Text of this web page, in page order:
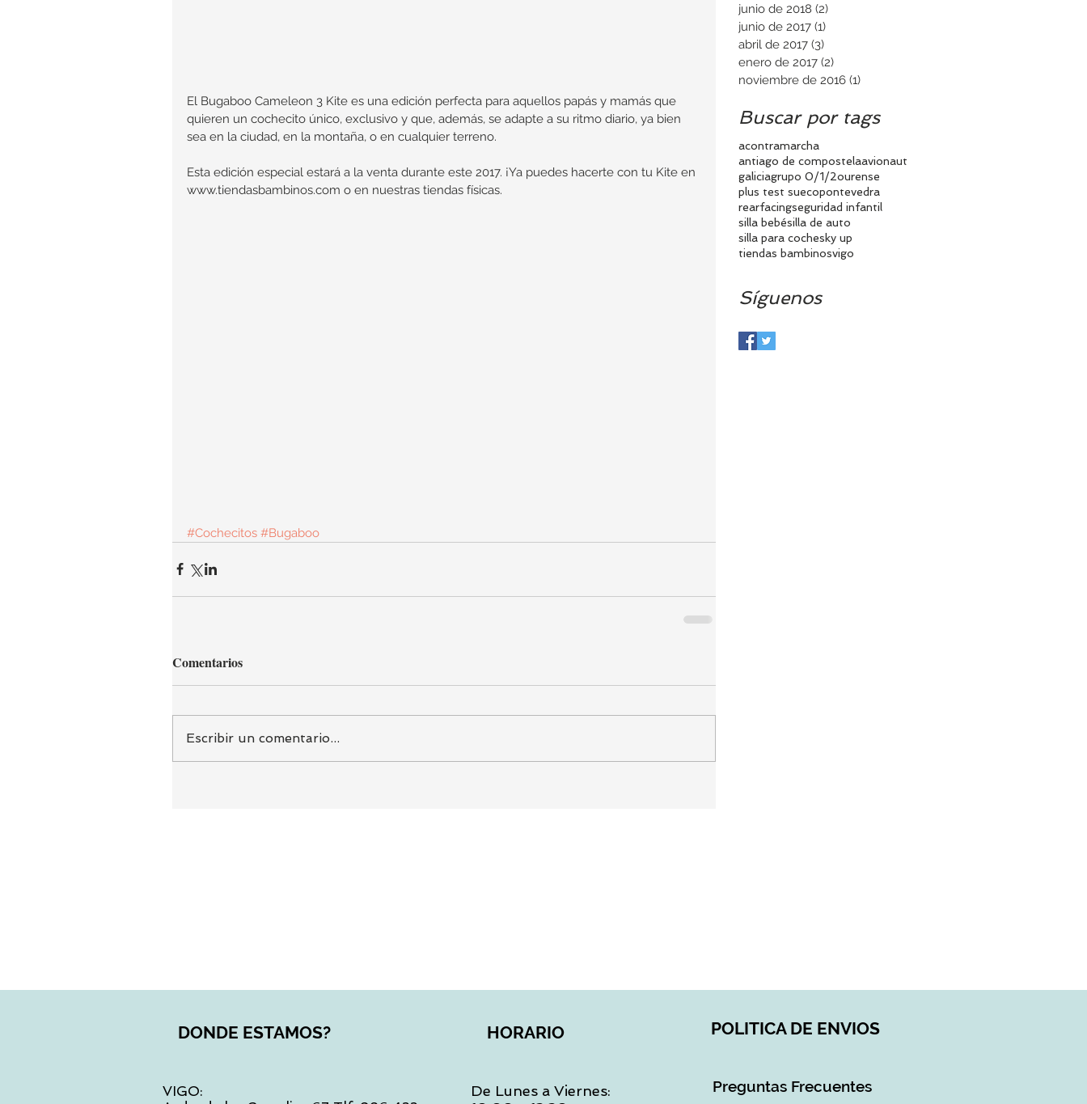
El Bugaboo Cameleon 3 Kite es una edición perfecta para aquellos papás y mamás que
quieren un cochecito único, exclusivo y que, además, se adapte a su ritmo diario, ya bien
sea en la ciudad, en la montaña, o en cualquier terreno.
Esta edición especial estará a la venta durante este 2017. ¡Ya puedes hacerte con tu Kite en
www.tiendasbambinos.com o en nuestras tiendas físicas.
#Cochecitos #Bugaboo
Comentarios
Escribir un comentario...
junio de 2018 (2)
junio de 2017 (1)
abril de 2017 (3)
enero de 2017 (2)
noviembre de 2016 (1)
Buscar por tags
acontramarcha
antiago de compostelaavionaut
galiciagrupo 0/1/2ourense
plus test suecopontevedra
rearfacingseguridad infantil
silla bebésilla de auto
silla para cochesky up
tiendas bambinosvigo
Síguenos
DONDE ESTAMOS?
VIGO:
HORARIO POLITICA DE ENVIOS
De Lunes a Viernes:
Preguntas Frecuentes